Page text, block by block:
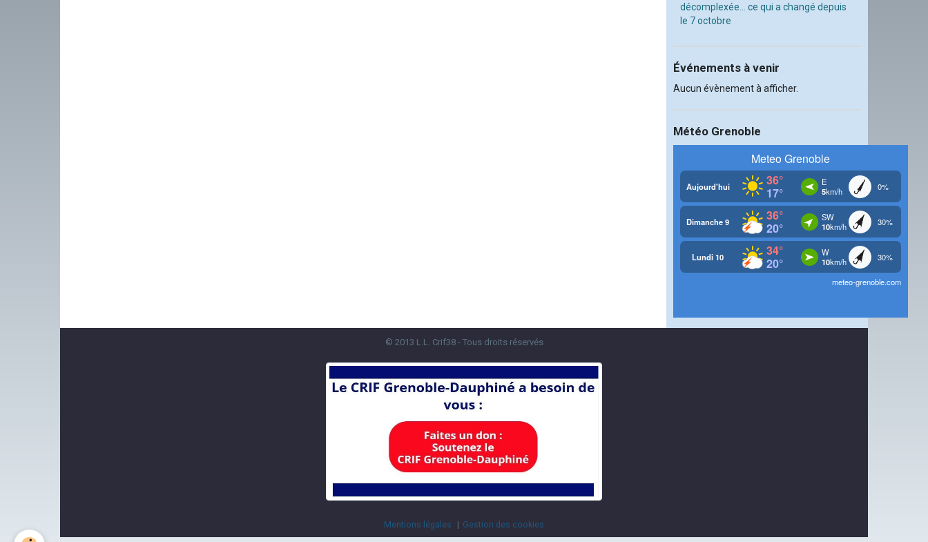
décomplexée… ce qui a changé depuis
le 7 octobre
Événements à venir
Aucun évènement à afficher.
Météo Grenoble
© 2013 L.L. Crif38 - Tous droits réservés
Mentions légales Gestion des cookies